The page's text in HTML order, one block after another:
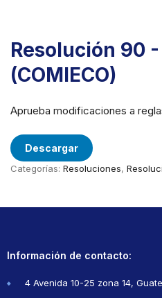
Resolución 90
(COMIECO)
Aprueba modificaciones a
Descargar
Categorías: Resoluciones,
Información de contacto:
4 Avenida 10-25 zona 14,